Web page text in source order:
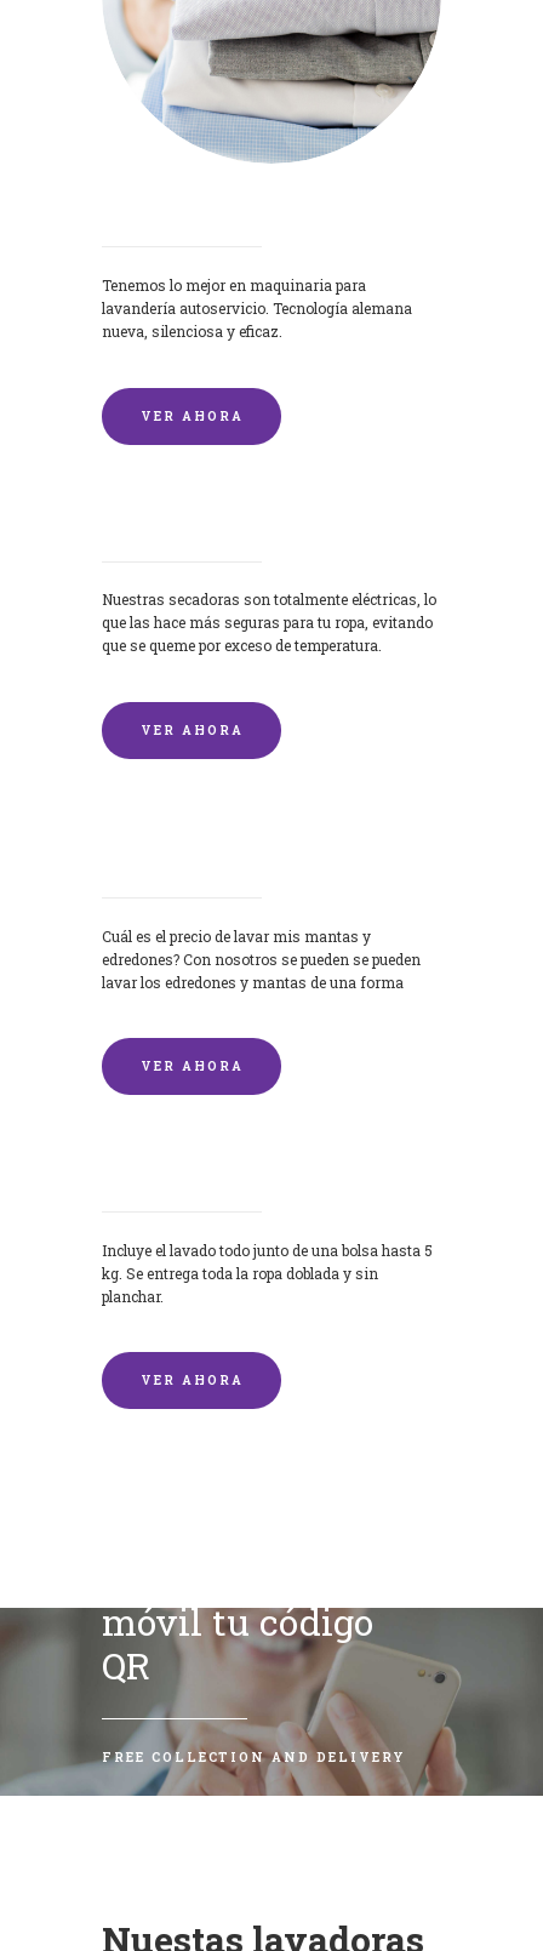
Tenemos lo mejor en maquinaria para
lavandería autoservicio. Tecnología alemana
nueva, silenciosa y eficaz.
VER AHORA
Nuestras secadoras son totalmente eléctricas, lo
que las hace más seguras para tu ropa, evitando
que se queme por exceso de temperatura.
VER AHORA
Cuál es el precio de lavar mis mantas y
edredones? Con nosotros se pueden se pueden
lavar los edredones y mantas de una forma
VER AHORA
Incluye el lavado todo junto de una bolsa hasta 5
kg. Se entrega toda la ropa doblada y sin
planchar.
VER AHORA
móvil tu código
QR
FREE COLLECTION AND DELIVERY
Nuestas lavadoras